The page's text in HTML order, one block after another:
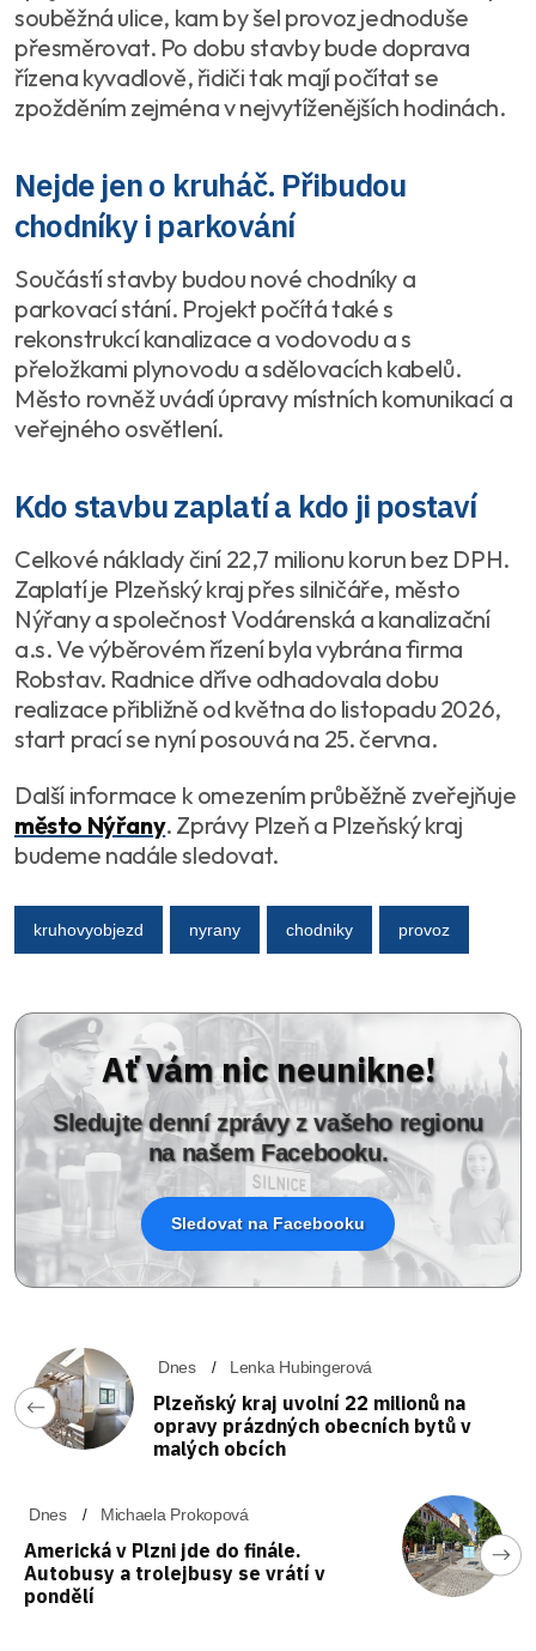
souběžná ulice, kam by šel provoz jednoduše
přesměrovat. Po dobu stavby bude doprava
řízena kyvadlově, řidiči tak mají počítat se
zpožděním zejména v nejvytíženějších hodinách.
Nejde jen o kruháč. Přibudou
chodníky i parkování
Součástí stavby budou nové chodníky a
parkovací stání. Projekt počítá také s
rekonstrukcí kanalizace a vodovodu a s
přeložkami plynovodu a sdělovacích kabelů.
Město rovněž uvádí úpravy místních komunikací a
veřejného osvětlení.
Kdo stavbu zaplatí a kdo ji postaví
Celkové náklady činí 22,7 milionu korun bez DPH.
Zaplatí je Plzeňský kraj přes silničáře, město
Nýřany a společnost Vodárenská a kanalizační
a.s. Ve výběrovém řízení byla vybrána firma
Robstav. Radnice dříve odhadovala dobu
realizace přibližně od května do listopadu 2026,
start prací se nyní posouvá na 25. června.
Další informace k omezením průběžně zveřejňuje
město Nýřany. Zprávy Plzeň a Plzeňský kraj
budeme nadále sledovat.
kruhovyobjezd nyrany chodniky provoz
Ať vám nic neunikne!
Sledujte denní zprávy z vašeho regionu
na našem Facebooku.
Sledovat na Facebooku
Dnes Lenka Hubingerová
Plzeňský kraj uvolní 22 milionů na
opravy prázdných obecních bytů v
malých obcích
Dnes Michaela Prokopová
Americká v Plzni jde do finále.
Autobusy a trolejbusy se vrátí v
pondělí